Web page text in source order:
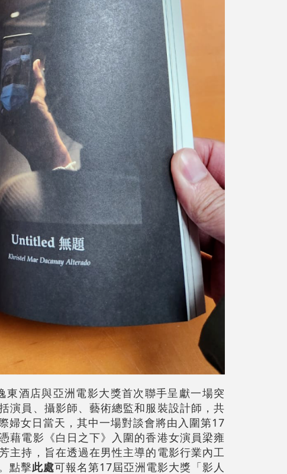
酒店與亞洲電影大獎首次聯手呈獻一場突
演員、攝影師、藝術總監和服裝設計師，共
婦女日當天，其中一場對談會將由入圍第17
藉電影《白日之下》入圍的香港女演員梁雍
主持，旨在透過在男性主導的電影行業內工
點擊此處可報名第17屆亞洲電影大獎「影人